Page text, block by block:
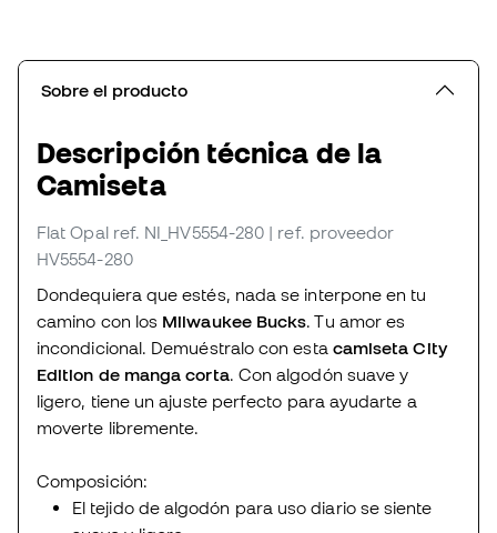
Sobre el producto
Descripción técnica de la
Camiseta
Flat Opal ref. NI_HV5554-280 | ref. proveedor
HV5554-280
Dondequiera que estés, nada se interpone en tu
camino con los Milwaukee Bucks. Tu amor es
incondicional. Demuéstralo con esta camiseta City
Edition de manga corta. Con algodón suave y
ligero, tiene un ajuste perfecto para ayudarte a
moverte libremente.
Composición:
El tejido de algodón para uso diario se siente